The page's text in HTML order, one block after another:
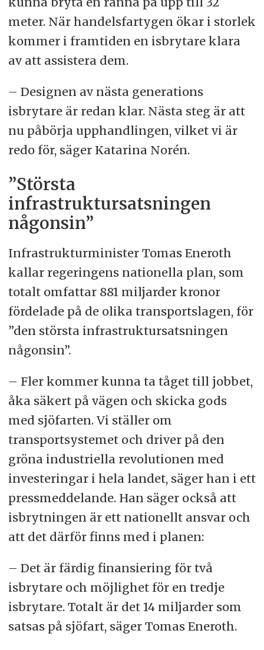
meter. När handelsfartygen ökar i storlek
kommer i framtiden en isbrytare klara
av att assistera dem.
– Designen av nästa generations
isbrytare är redan klar. Nästa steg är att
nu påbörja upphandlingen, vilket vi är
redo för, säger Katarina Norén.
”Största
infrastruktursatsningen
någonsin”
Infrastrukturminister Tomas Eneroth
kallar regeringens nationella plan, som
totalt omfattar 881 miljarder kronor
fördelade på de olika transportslagen, för
”den största infrastruktursatsningen
någonsin”.
– Fler kommer kunna ta tåget till jobbet,
åka säkert på vägen och skicka gods
med sjöfarten. Vi ställer om
transportsystemet och driver på den
gröna industriella revolutionen med
investeringar i hela landet, säger han i ett
pressmeddelande. Han säger också att
isbrytningen är ett nationellt ansvar och
att det därför finns med i planen:
– Det är färdig finansiering för två
isbrytare och möjlighet för en tredje
isbrytare. Totalt är det 14 miljarder som
satsas på sjöfart, säger Tomas Eneroth.